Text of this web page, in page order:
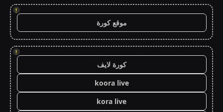
!
موقع كورة
!
كورة لايف
koora live
kora live